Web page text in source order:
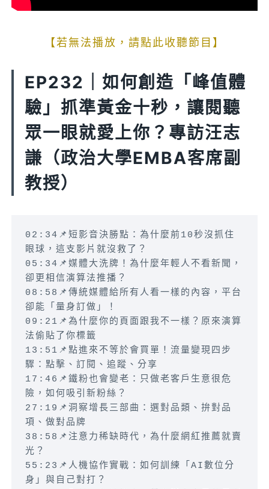
【若無法播放，請點此收聽節目】
EP232｜如何創造「峰值體
驗」抓準黃金十秒，讓閱聽
眾一眼就愛上你？專訪汪志
謙（政治大學EMBA客席副
教授）
02:34📌短影音決勝點：為什麼前10秒沒抓住
眼球，這支影片就沒救了？
05:34📌媒體大洗牌！為什麼年輕人不看新聞，
卻更相信演算法推播？
08:58📌傳統媒體給所有人看一樣的內容，平台
卻能「量身訂做」！
09:21📌為什麼你的頁面跟我不一樣？原來演算
法偷貼了你標籤
13:51📌點進來不等於會買單！流量變現四步
驟：點擊、訂閱、追蹤、分享
17:46📌鐵粉也會變老：只做老客戶生意很危
險，如何吸引新粉絲？
27:19📌洞察增長三部曲：選對品類、拚對品
項、做對品牌
38:58📌注意力稀缺時代，為什麼網紅推薦就賣
光？
55:23📌人機協作實戰：如何訓練「AI數位分
身」與自己對打？